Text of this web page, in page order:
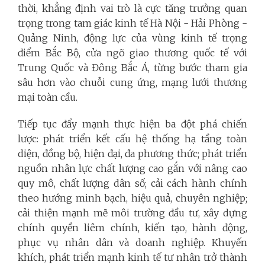
thời, khẳng định vai trò là cực tăng trưởng quan
trọng trong tam giác kinh tế Hà Nội - Hải Phòng -
Quảng Ninh, động lực của vùng kinh tế trọng
điểm Bắc Bộ, cửa ngõ giao thương quốc tế với
Trung Quốc và Đông Bắc Á, từng bước tham gia
sâu hơn vào chuỗi cung ứng, mạng lưới thương
mại toàn cầu.
Tiếp tục đẩy mạnh thực hiện ba đột phá chiến
lược: phát triển kết cấu hệ thống hạ tầng toàn
diện, đồng bộ, hiện đại, đa phương thức; phát triển
nguồn nhân lực chất lượng cao gắn với nâng cao
quy mô, chất lượng dân số; cải cách hành chính
theo hướng minh bạch, hiệu quả, chuyên nghiệp;
cải thiện mạnh mẽ môi trường đầu tư, xây dựng
chính quyền liêm chính, kiến tạo, hành động,
phục vụ nhân dân và doanh nghiệp. Khuyến
khích, phát triển mạnh kinh tế tư nhân trở thành